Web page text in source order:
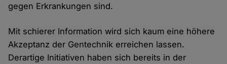
gegen Erkrankungen sind.
Mit schierer Information wird sich kaum eine höhere
Akzeptanz der Gentechnik erreichen lassen.
Derartige Initiativen haben sich bereits in der